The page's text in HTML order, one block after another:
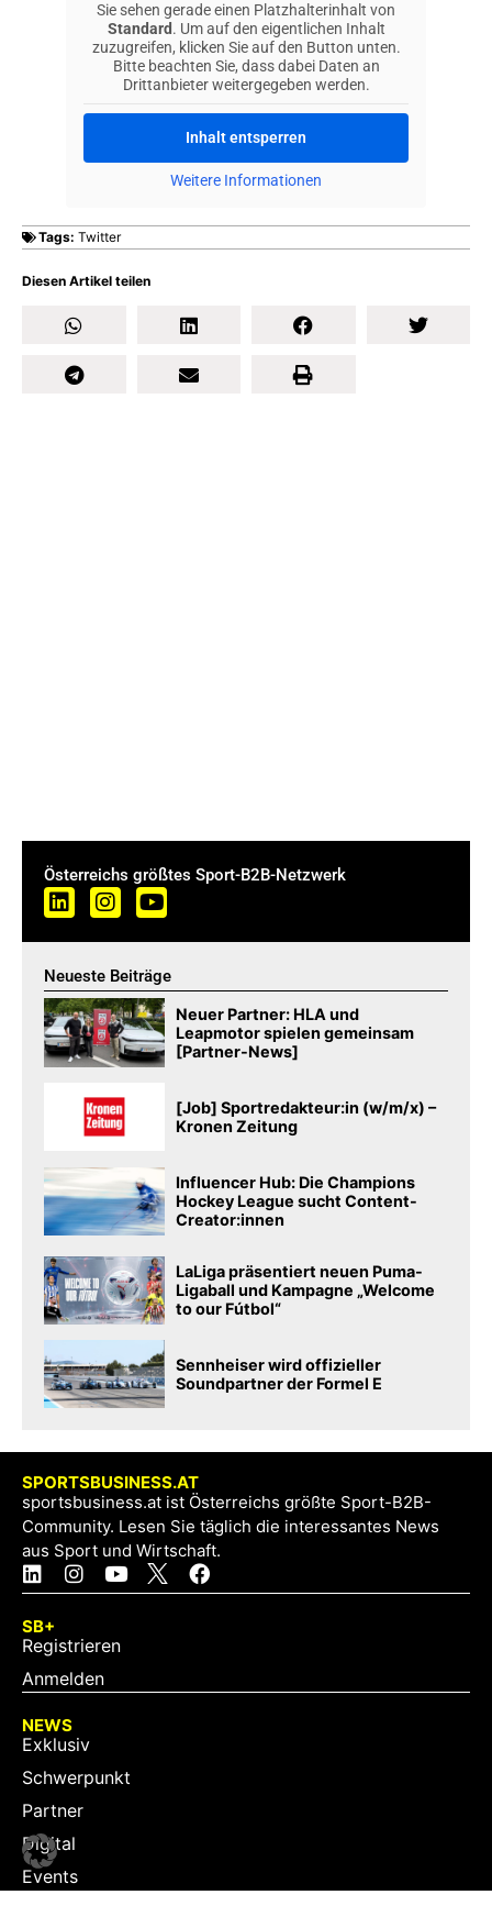
Diesen Artikel teilen
Sie sehen gerade einen Platzhalterinhalt von
Standard . Um auf den eigentlichen Inhalt
zuzugreifen, klicken Sie auf den Button unten.
Bitte beachten Sie, dass dabei Daten an
Drittanbieter weitergegeben werden.
Inhalt entsperren
Weitere Informationen
Tags: Twitter
Österreichs größtes Sport-B2B-Netzwerk
Neueste Beiträge
Neuer Partner: HLA und
Leapmotor spielen gemeinsam
[Partner-News]
[Job] Sportredakteur:in (w/m/x) –
Kronen Zeitung
Influencer Hub: Die Champions
Hockey League sucht Content-
Creator:innen
LaLiga präsentiert neuen Puma-
Ligaball und Kampagne „Welcome
to our Fútbol“
Sennheiser wird offizieller
Soundpartner der Formel E
SPORTSBUSINESS.AT
sportsbusiness.at ist Österreichs größte Sport-B2B-
Community. Lesen Sie täglich die interessantes News
aus Sport und Wirtschaft.
SB+
Registrieren
Anmelden
NEWS
Exklusiv
Schwerpunkt
Partner
Digital
Events